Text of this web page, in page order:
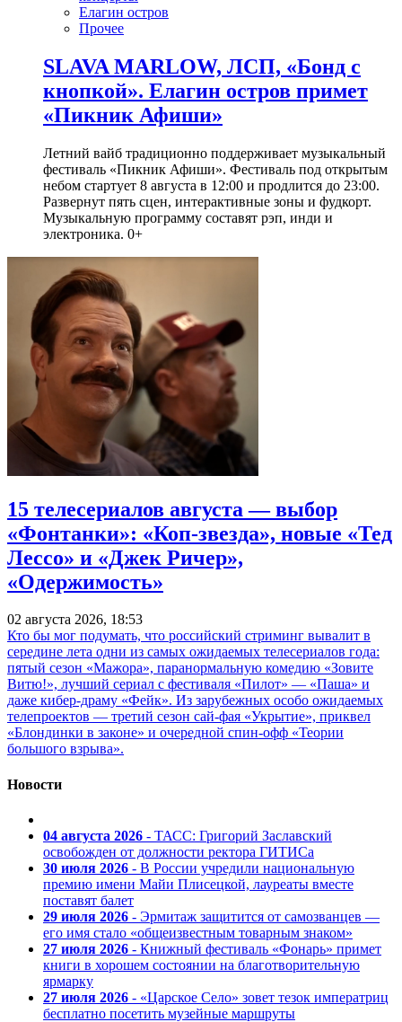
Елагин остров
Прочее
SLAVA MARLOW, ЛСП, «Бонд с
кнопкой». Елагин остров примет
«Пикник Афиши»
Летний вайб традиционно поддерживает музыкальный
фестиваль «Пикник Афиши». Фестиваль под открытым
небом стартует 8 августа в 12:00 и продлится до 23:00.
Развернут пять сцен, интерактивные зоны и фудкорт.
Музыкальную программу составят рэп, инди и
электроника. 0+
15 телесериалов августа — выбор
«Фонтанки»: «Коп-звезда», новые «Тед
Лессо» и «Джек Ричер»,
«Одержимость»
02 августа 2026, 18:53
Кто бы мог подумать, что российский стриминг вывалит в
середине лета одни из самых ожидаемых телесериалов года:
пятый сезон «Мажора», паранормальную комедию «Зовите
Витю!», лучший сериал с фестиваля «Пилот» — «Паша» и
даже кибер-драму «Фейк». Из зарубежных особо ожидаемых
телепроектов — третий сезон сай-фая «Укрытие», приквел
«Блондинки в законе» и очередной спин-офф «Теории
большого взрыва».
Новости
04 августа 2026 - ТАСС: Григорий Заславский
освобожден от должности ректора ГИТИСа
30 июля 2026 - В России учредили национальную
премию имени Майи Плисецкой, лауреаты вместе
поставят балет
29 июля 2026 - Эрмитаж защитится от самозванцев —
его имя стало «общеизвестным товарным знаком»
27 июля 2026 - Книжный фестиваль «Фонарь» примет
книги в хорошем состоянии на благотворительную
ярмарку
27 июля 2026 - «Царское Село» зовет тезок императриц
бесплатно посетить музейные маршруты